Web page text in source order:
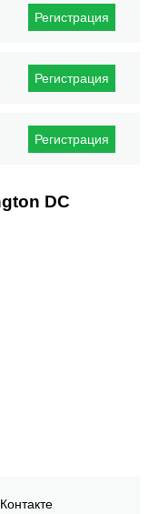
Регистрация
Регистрация
Регистрация
DC